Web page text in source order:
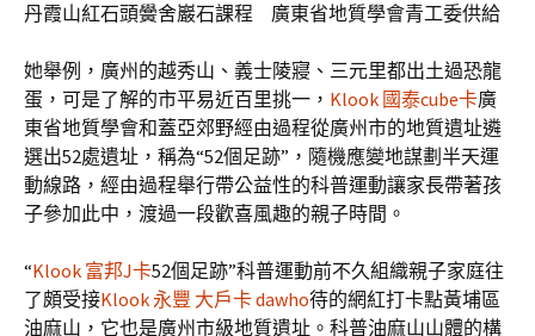
丹霞山紅石頭黌舍巖石課程 廣東省地質學會青工委供給
她舉例，廣州的越秀山、義士陵寢、三元里都出土過恐龍
蛋，可是了解的市平易近百里挑一， Klook 國泰cube卡廣
東省地質學會和蓋亞郊野經由過程從廣州市的地質遺址遴
選出52處遺址，稱為“52個足跡”，隨機應變地謀劃半天運
動線路，經由過程舉行帶公益性的科普運動讓家長帶著孩
子參加此中，渡過一段歡喜風趣的親子時間。
“Klook 富邦J卡52個足跡”科普運動前不久組織親子家庭往
了頗受接Klook 永豐 大戶卡 dawho待的網紅打卡點黃埔區
油麻山，它也是廣州市級地質遺址。科普油麻山山體的構